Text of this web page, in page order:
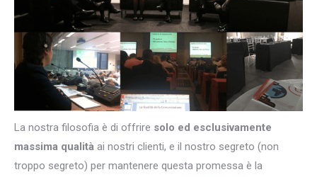
La nostra filosofia è di offrire solo ed esclusivamente
massima qualità ai nostri clienti, e il nostro segreto (non
troppo segreto) per mantenere questa promessa è la